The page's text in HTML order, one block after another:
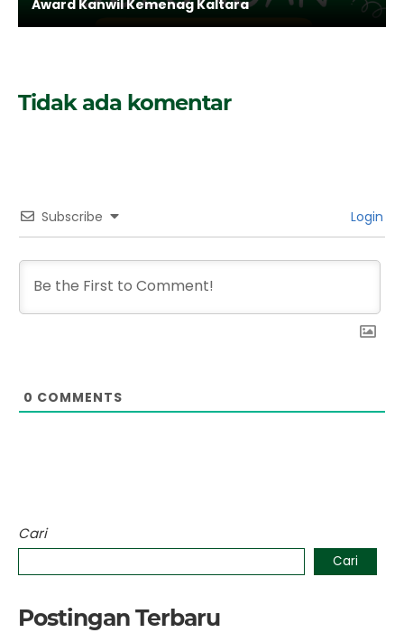
Award Kanwil Kemenag Kaltara
Tidak ada komentar
Subscribe Login
0 COMMENTS
Cari
Cari
Postingan Terbaru